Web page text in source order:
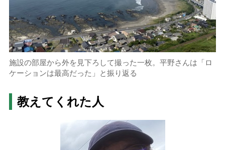
施設の部屋から外を見下ろして撮った一枚。平野さんは「ロ
ケーションは最高だった」と振り返る
教えてくれた人